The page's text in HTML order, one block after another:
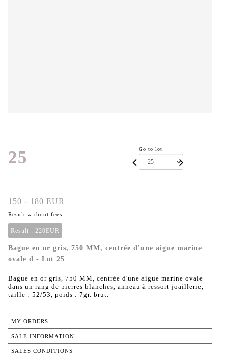
25 Go to lot
150 - 180 EUR
Result without fees
Result : 220EUR
Bague en or gris, 750 MM, centrée d'une aigue marine
ovale d - Lot 25
Bague en or gris, 750 MM, centrée d'une aigue marine ovale
dans un rang de pierres blanches, anneau à ressort joaillerie,
taille : 52/53, poids : 7gr. brut.
MY ORDERS
SALE INFORMATION
SALES CONDITIONS